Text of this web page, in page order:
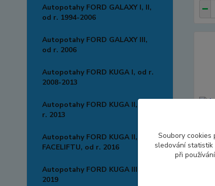
Autopotahy FORD GALAXY I, II,
od r. 1994-2006
Autopotahy FORD GALAXY III,
od r. 2006
Autopotahy FORD KUGA I, od r.
2008-2013
Autopotahy FORD KUGA II, od
r. 2013
Autopotahy FORD KUGA II, PO
FACELIFTU, od r. 2016
Autopotahy FORD KUGA III od r
2019
Soubory cookies
sledování
při